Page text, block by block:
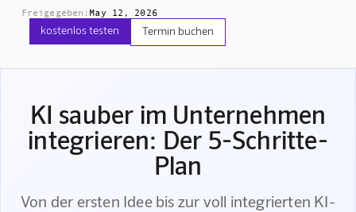
Freigegeben: May 12, 2026
kostenlos testen Termin buchen
KI sauber im Unternehmen
integrieren: Der 5-Schritte-
Plan
Von der ersten Idee bis zur voll integrierten KI-